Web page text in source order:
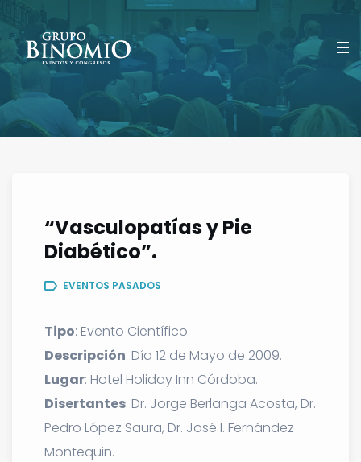
“Vasculopatías y Pie
Diabético”.
EVENTOS PASADOS
Tipo: Evento Científico.
Descripción: Día 12 de Mayo de 2009.
Lugar: Hotel Holiday Inn Córdoba.
Disertantes: Dr. Jorge Berlanga Acosta, Dr.
Pedro López Saura, Dr. José I. Fernández
Montequin.